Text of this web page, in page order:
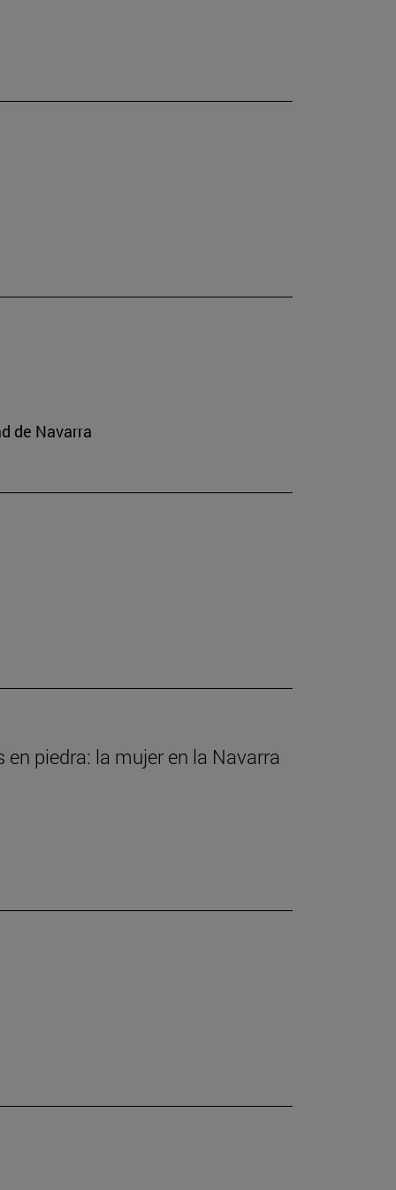
de Navarra
piedra: la mujer en la Navarra